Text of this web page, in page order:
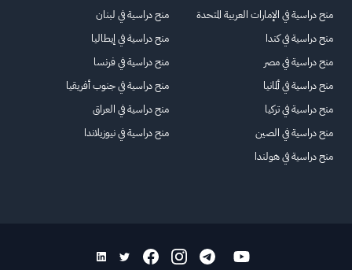
منح دراسية في الإمارات العربية المتحدة
منح دراسية في كندا
منح دراسية في مصر
منح دراسية في ألمانيا
منح دراسية في تركيا
منح دراسية في الصين
منح دراسية في هولندا
منح دراسية في لبنان
منح دراسية في إيطاليا
منح دراسية في فرنسا
منح دراسية في جنوب أفريقيا
منح دراسية في العراق
منح دراسية في نيوزيلاندا